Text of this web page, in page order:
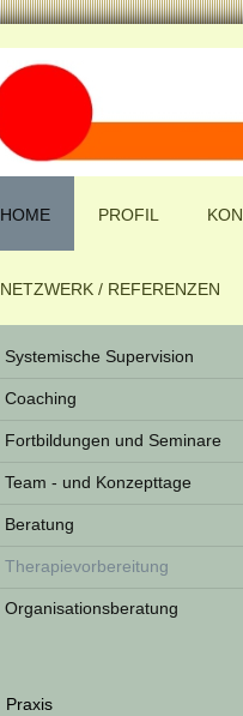
HOME PROFIL
NETZWERK / REFERENZEN
Systemische Supervision
Coaching
Fortbildungen und Seminare
Team - und Konzepttage
Beratung
Therapievorbereitung
Organisationsberatung
Praxis